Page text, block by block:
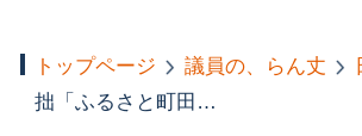
トップページ 議員の、らん丈
拙「ふるさと町田寄席」を開催させていただきました